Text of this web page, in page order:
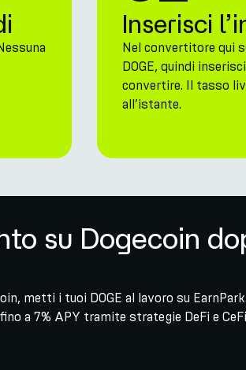
Inserisci
Nel convertitore qui
DOGE, quindi
convertire. Il tasso
all’istante.
su Dogecoin
metti i tuoi DOGE al lavoro su
a 7% APY tramite strategie DeFi e